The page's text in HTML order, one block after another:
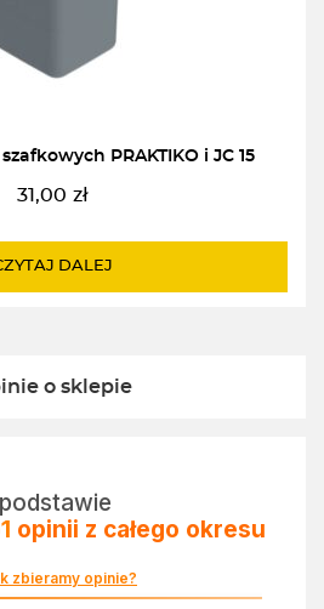
PRAKTIKO i JC 15
31,00 zł
DALEJ
o sklepie
opinii z całego okresu
zbieramy opinie?